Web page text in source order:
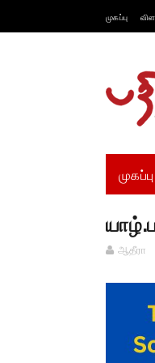
முகப்பு
முகப்பு
ஆதீரா